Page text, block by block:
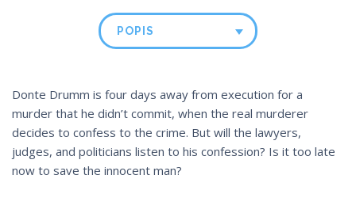
POPIS
Donte Drumm is four days away from execution for a
murder that he didn’t commit, when the real murderer
decides to confess to the crime. But will the lawyers,
judges, and politicians listen to his confession? Is it too late
now to save the innocent man?